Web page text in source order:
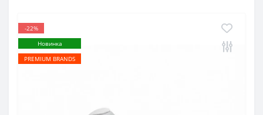
-22%
Новинка
PREMIUM BRANDS